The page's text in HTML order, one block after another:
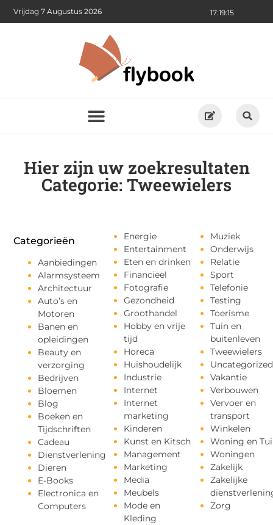
17:19:15
Vrijdag 7 Augustus 2026
Hier zijn uw zoekresultaten
Categorie: Tweewielers
Categorieën
Aanbiedingen
Alarmsysteem
Architectuur
Auto’s en
Motoren
Banen en
opleidingen
Beauty en
verzorging
Bedrijven
Bloemen
Blog
Boeken en
Tijdschriften
Cadeau
Dienstverlening
Dieren
E-Books
Electronica en
Computers
Energie
Entertainment
Eten en drinken
Financieel
Fotografie
Gezondheid
Groothandel
Hobby en vrije
tijd
Horeca
Huishoudelijk
Industrie
Internet
Internet
marketing
Kinderen
Kunst en Kitsch
Management
Marketing
Media
Meubels
Mode en
Kleding
Muziek
Onderwijs
Relatie
Sport
Telefonie
Testing
Toerisme
Tuin en
buitenleven
Tweewielers
Uncategorized
Vakantie
Verbouwen
Vervoer en
transport
Winkelen
Woning en
Woningen
Zakelijk
Zakelijke
Zorg